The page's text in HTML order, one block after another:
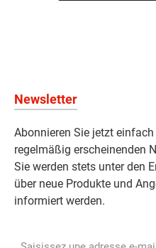
Newsletter
Abonnieren Sie jetzt einfach
regelmäßig erscheinenden
Sie werden stets unter den
über neue Produkte und
informiert werden.